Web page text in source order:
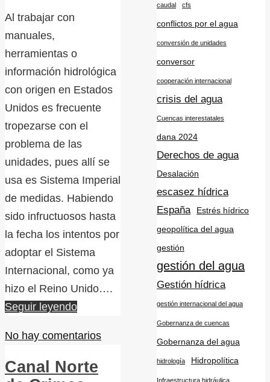
Al trabajar con
manuales,
herramientas o
información hidrológica
con origen en Estados
Unidos es frecuente
tropezarse con el
problema de las
unidades, pues allí se
usa es Sistema Imperial
de medidas. Habiendo
sido infructuosos hasta
la fecha los intentos por
adoptar el Sistema
Internacional, como ya
hizo el Reino Unido….
Seguir leyendo
No hay comentarios
Canal Norte
caudal cfs
conflictos por el agua
conversión de unidades
conversor
cooperación internacional
crisis del agua
Cuencas interestatales
dana 2024
Derechos de agua
Desalación
escasez hídrica
España
Estrés hídrico
geopolítica del agua
gestión
gestión del agua
Gestión hídrica
gestión internacional del agua
Gobernanza de cuencas
Gobernanza del agua
hidrología Hidropolítica
Infraestructura hidráulica